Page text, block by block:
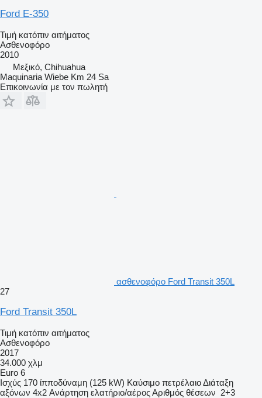
Ford E-350
Τιμή κατόπιν αιτήματος
Ασθενοφόρο
2010
Μεξικό, Chihuahua
Maquinaria Wiebe Km 24 Sa
Επικοινωνία με τον πωλητή
ασθενοφόρο Ford Transit 350L
27
Ford Transit 350L
Τιμή κατόπιν αιτήματος
Ασθενοφόρο
2017
34.000 χλμ
Euro 6
Ισχύς 170 ίπποδύναμη (125 kW) Καύσιμο πετρέλαιοΔιάταξη
αξόνων 4x2 Ανάρτηση ελατήριο/αέροςΑριθμός θέσεων 2+3